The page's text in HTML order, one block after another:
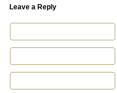
Leave a Reply